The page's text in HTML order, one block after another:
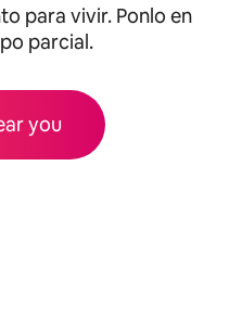
para vivir. Ponlo en
parcial.
you